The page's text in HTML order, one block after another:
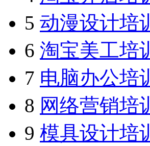
5 动漫设计培
6 淘宝美工培
7 电脑办公培
8 网络营销培
9 模具设计培